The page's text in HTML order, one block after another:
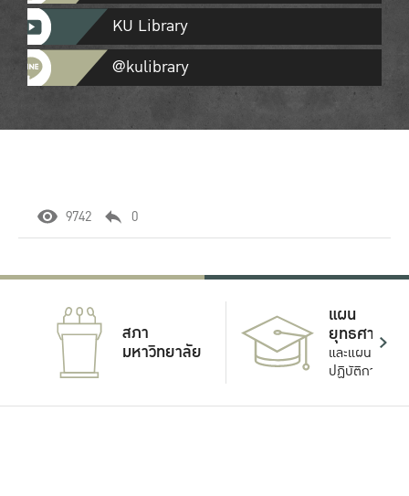
KU Library
@kulibrary
9742 0
สภา
มหาวิทยาลัย
แผน
ยุทธศาสตร์
และแผน
ปฏิบัติการ